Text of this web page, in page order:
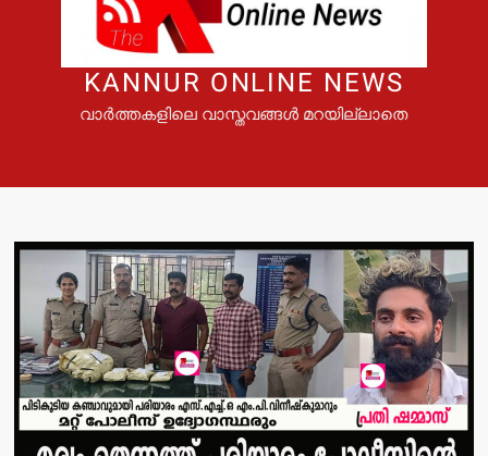
KANNUR ONLINE NEWS
വാർത്തകളിലെ വാസ്തവങ്ങൾ മറയില്ലാതെ